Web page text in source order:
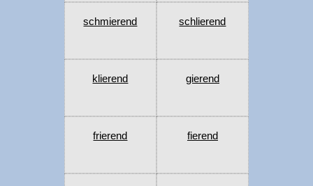
schmierend schlierend
klierend gierend
frierend fierend